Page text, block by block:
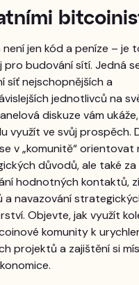
jen kód a peníze – je
pro budování sítí. Jedná
síť nejschopnějších a
jednotlivců na
diskuze vám
využít ve svůj prospěch.
v „komunitě“ orientovat
důvodů, ale také za
hodnotných kontaktů,
a navazování
Objevte, jak využít
komunity k
projektů a zajištění si